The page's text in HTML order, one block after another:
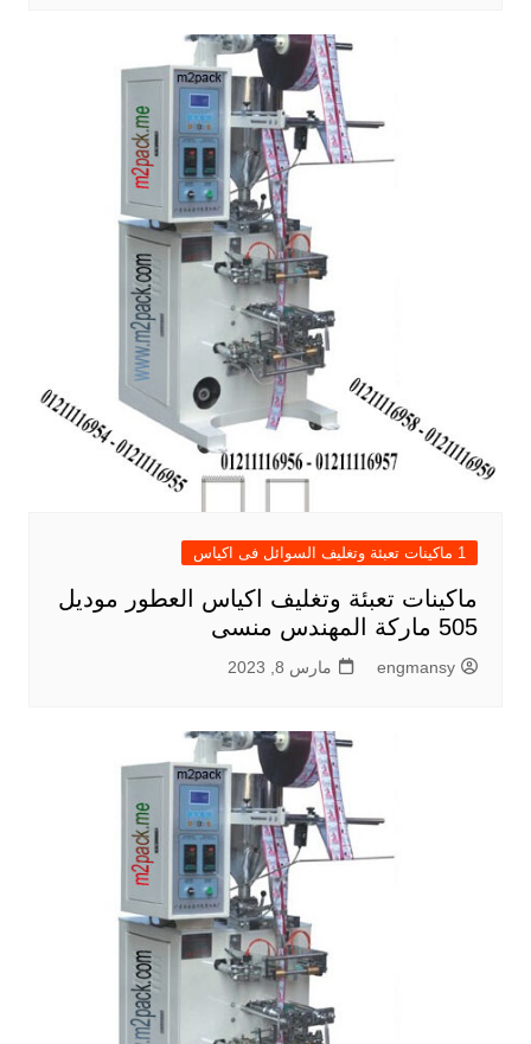
1 ماكينات تعبئة وتغليف السوائل فى اكياس
ماكينات تعبئة وتغليف اكياس العطور موديل
505 ماركة المهندس منسى
engmansy مارس 8, 2023